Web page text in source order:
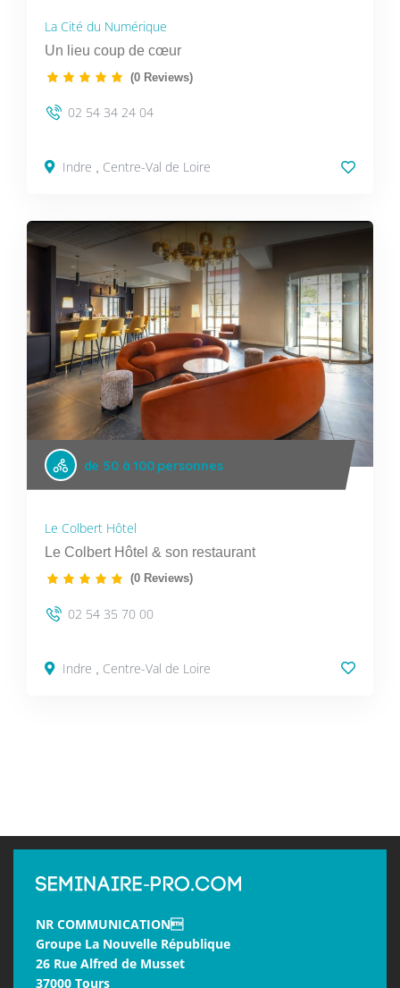
La Cité du Numérique
Un lieu coup de cœur
(0 Reviews)
02 54 34 24 04
Indre , Centre-Val de Loire
de 50 à 100 personnes
Le Colbert Hôtel
Le Colbert Hôtel & son restaurant
(0 Reviews)
02 54 35 70 00
Indre Centre-Val de Loire
NR COMMUNICATION
Groupe La Nouvelle République
26 Rue Alfred de Musset
37000 Tours